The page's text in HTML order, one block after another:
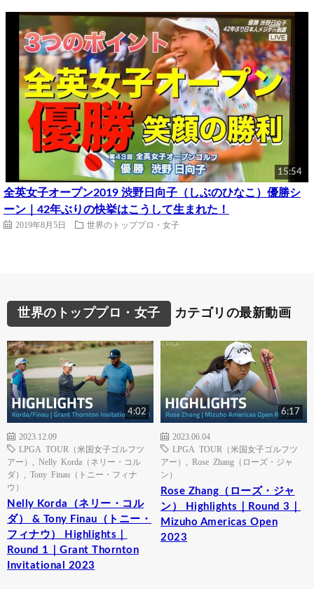
15:54
全英女子オープン2019 渋野日向子（しぶのひなこ）優勝シ
ーン｜42年ぶりの快挙はこうして生まれた！
2019年8月5日 世界のトッププロ・女子
世界のトッププロ・女子 カテゴリの最新動画
4:02
2023.12.09
LPGA TOUR（米国女子ゴルフツ
アー）
Nelly Korda（ネリー・コル
ダ）
Tony Finau（トニー・フィナ
ウ）
Nelly Korda（ネリー・コル
ダ） & Tony Finau（トニー・
フィナウ） Highlights｜
Round 1｜Grant Thornton
Invitational 2023
6:17
2023.06.04
LPGA TOUR（米国女子ゴルフツ
アー）
Rose Zhang（ローズ・ジャ
ン）
Rose Zhang（ローズ・ジャ
ン） Highlights｜Round 3｜
Mizuho Americas Open
2023